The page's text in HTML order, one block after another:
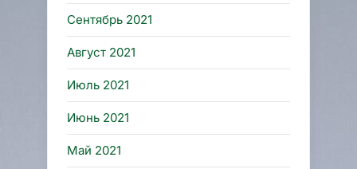
Сентябрь 2021
Август 2021
Июль 2021
Июнь 2021
Май 2021